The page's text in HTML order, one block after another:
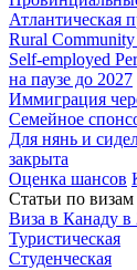
Атлантическая
Rural
Self-employed
на паузе до 2027
Иммиграция
Семейное
Для нянь и
закрыта
Оценка шансов
Статьи по визам
Виза в Канаду в
Туристическая
Студенческая